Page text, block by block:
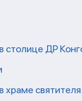
столице ДР
храме